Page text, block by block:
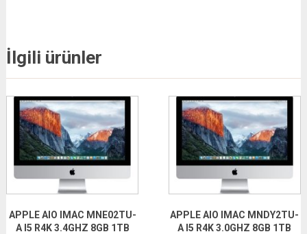
İlgili ürünler
APPLE AIO IMAC MNE02TU-
A I5 R4K 3.4GHZ 8GB 1TB
APPLE AIO IMAC MNDY2TU-
A I5 R4K 3.0GHZ 8GB 1TB